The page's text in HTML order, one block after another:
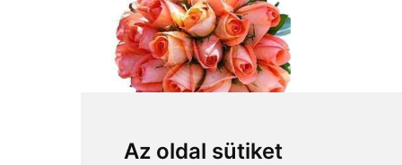
Az oldal sütiket